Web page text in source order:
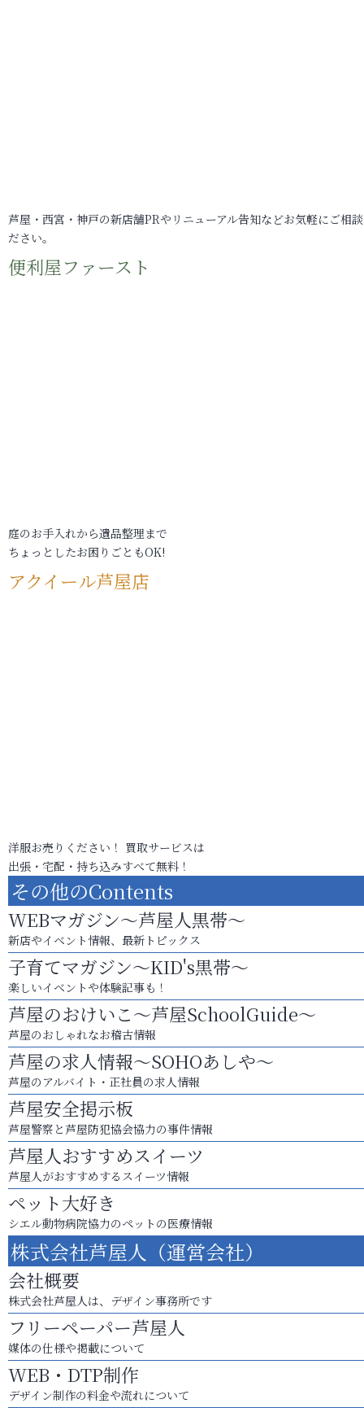
芦屋・西宮・神戸の新店舗PRやリニューアル告知などお気軽にご相
ださい。
便利屋ファースト
庭のお手入れから遺品整理まで
ちょっとしたお困りごともOK!
アクイール芦屋店
洋服お売りください！ 買取サービスは
出張・宅配・持ち込みすべて無料！
その他のContents
WEBマガジン～芦屋人黒帯～
新店やイベント情報、最新トピックス
子育てマガジン～KID's黒帯～
楽しいイベントや体験記事も！
芦屋のおけいこ～芦屋SchoolGuide～
芦屋のおしゃれなお稽古情報
芦屋の求人情報～SOHOあしや～
芦屋のアルバイト・正社員の求人情報
芦屋安全掲示板
芦屋警察と芦屋防犯協会協力の事件情報
芦屋人おすすめスイーツ
芦屋人がおすすめするスイーツ情報
ペット大好き
シエル動物病院協力のペットの医療情報
株式会社芦屋人（運営会社）
会社概要
株式会社芦屋人は、デザイン事務所です
フリーペーパー芦屋人
媒体の仕様や掲載について
WEB・DTP制作
デザイン制作の料金や流れについて